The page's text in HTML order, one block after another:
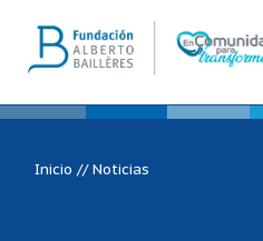
Inicio //Noticias